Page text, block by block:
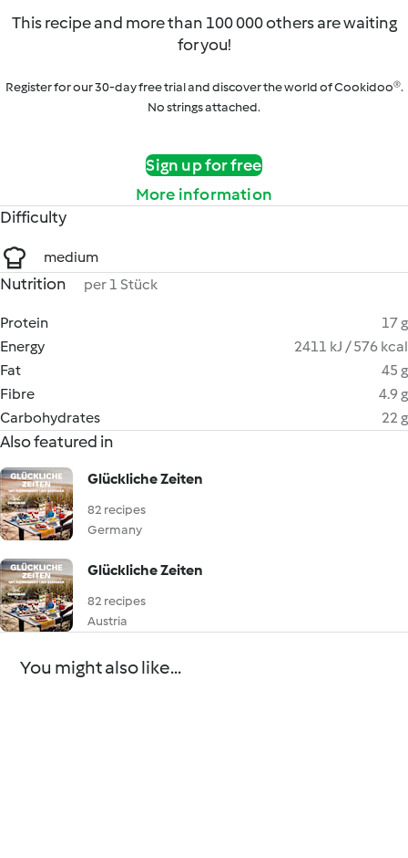
This recipe and more than 100 000 others are waiting
for you!
Register for our 30-day free trial and discover the world of Cookidoo®.
No strings attached.
Sign up for free
More information
Difficulty
medium
Nutrition per 1 Stück
Protein
17 g
Energy
2411 kJ / 576 kcal
Fat
45 g
Fibre
4.9 g
Carbohydrates
22 g
Also featured in
Glückliche Zeiten
82 recipes
Germany
Glückliche Zeiten
82 recipes
Austria
You might also like...